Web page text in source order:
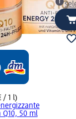
/ 1 l)
50 ml